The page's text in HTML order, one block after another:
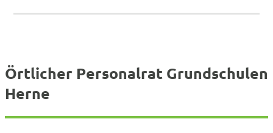
Örtlicher Personalrat Grundschulen
Herne